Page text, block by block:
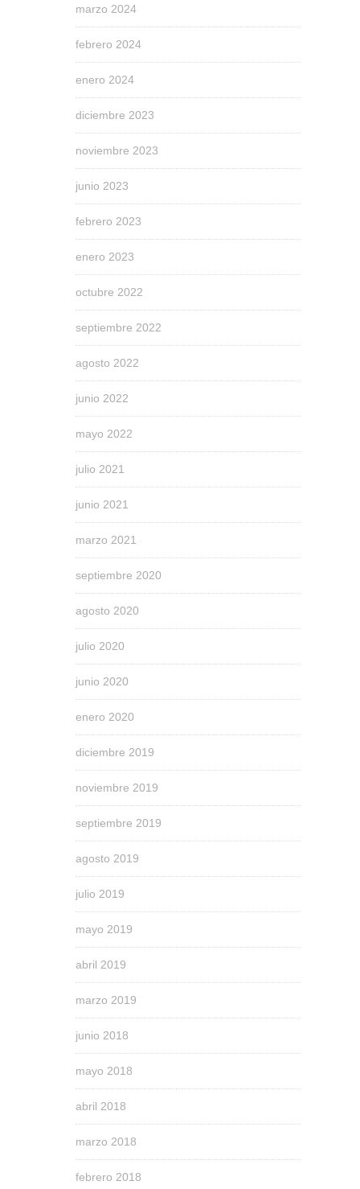
marzo 2024
febrero 2024
enero 2024
diciembre 2023
noviembre 2023
junio 2023
febrero 2023
enero 2023
octubre 2022
septiembre 2022
agosto 2022
junio 2022
mayo 2022
julio 2021
junio 2021
marzo 2021
septiembre 2020
agosto 2020
julio 2020
junio 2020
enero 2020
diciembre 2019
noviembre 2019
septiembre 2019
agosto 2019
julio 2019
mayo 2019
abril 2019
marzo 2019
junio 2018
mayo 2018
abril 2018
marzo 2018
febrero 2018